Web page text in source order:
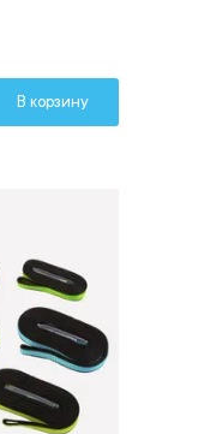
В корзину